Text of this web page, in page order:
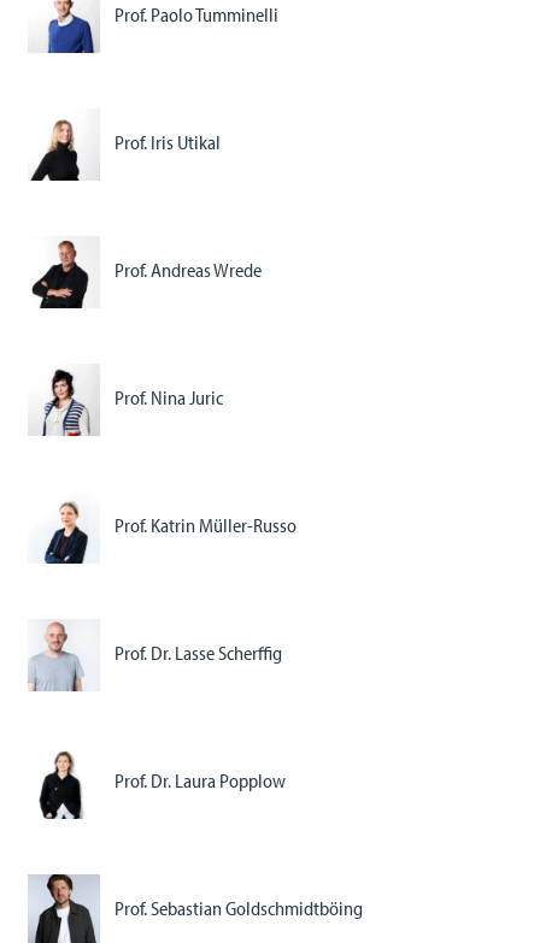
Prof. Paolo Tumminelli
Prof. Iris Utikal
Prof. Andreas Wrede
Prof. Nina Juric
Prof. Katrin Müller-Russo
Prof. Dr. Lasse Scherffig
Prof. Dr. Laura Popplow
Prof. Sebastian Goldschmidtböing